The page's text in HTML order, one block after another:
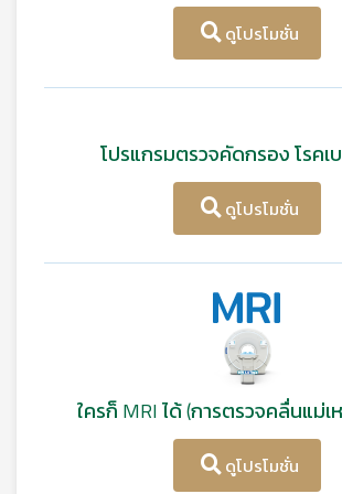
ดูโปรโมชั่น
โปรแกรมตรวจคัดกรอง โรคเ
ดูโปรโมชั่น
ใครก็ MRI ได้ (การตรวจคลื่นแม่
ดูโปรโมชั่น